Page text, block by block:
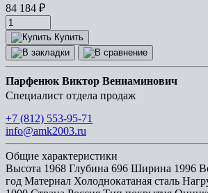
84 184 ₽
Купить
Парфенюк Виктор Вениаминович
Специалист отдела продаж
+7 (812) 553-95-71
info@amk2003.ru
Общие характеристики
Высота 1968 Глубина 696 Ширина 1996
год Материал Холоднокатаная сталь